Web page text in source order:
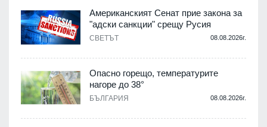
Американският Сенат прие закона за
"адски санкции" срещу Русия
СВЕТЪТ 08.08.2026г.
Опасно горещо, температурите
нагоре до 38°
БЪЛГАРИЯ 08.08.2026г.